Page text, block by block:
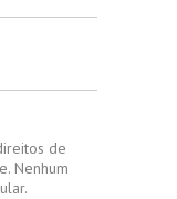
de
Nenhum